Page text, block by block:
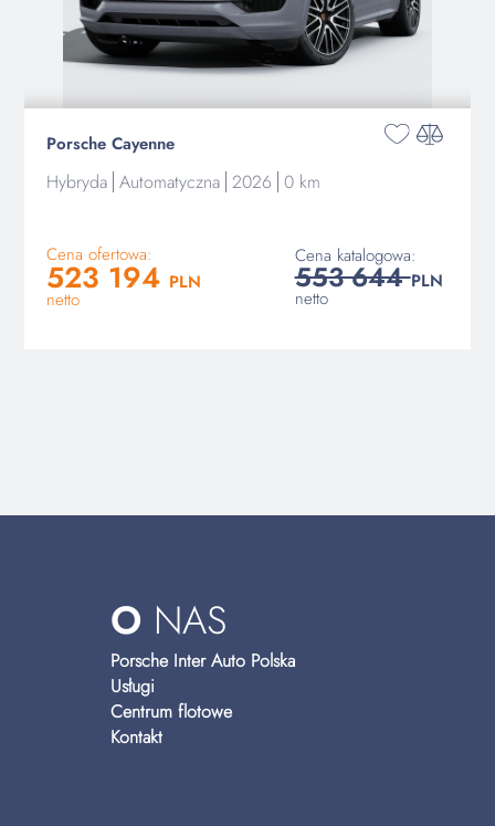
Porsche Cayenne
Hybryda Automatyczna 2026 0 km
Cena ofertowa:
523 194 PLN
netto
Cena katalogowa:
553 644PLN
netto
O NAS
Porsche Inter Auto Polska
Usługi
Centrum flotowe
Kontakt